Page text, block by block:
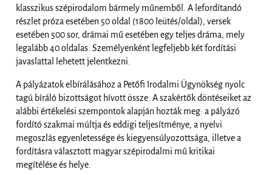
klasszikus szépirodalom bármely műnemből. A lefordítandó
részlet próza esetében 50 oldal (1800 leütés/oldal), versek
esetében 500 sor, drámai mű esetében egy teljes dráma, mely
legalább 40 oldalas. Személyenként legfeljebb két fordítási
javaslattal lehetett jelentkezni.
A pályázatok elbírálásához a Petőfi Irodalmi Ügynökség nyolc
tagú bíráló bizottságot hívott össze. A szakértők döntéseiket az
alábbi értékelési szempontok alapján hozták meg: a pályázó
fordító szakmai múltja és eddigi teljesítménye, a nyelvi
megoszlás egyenletessége és kiegyensúlyozottsága, illetve a
fordításra választott magyar szépirodalmi mű kritikai
megítélése és helye.